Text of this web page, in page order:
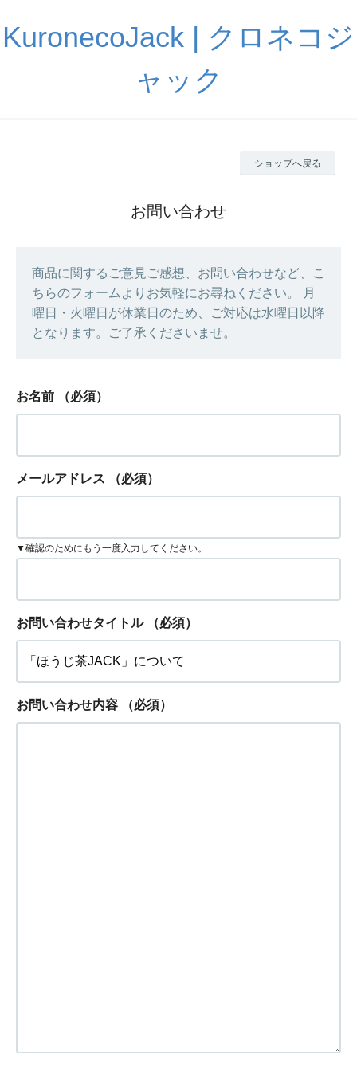
KuronecoJack | クロネコジ
ャック
ショップへ戻る
お問い合わせ
商品に関するご意見ご感想、お問い合わせなど、こ
ちらのフォームよりお気軽にお尋ねください。 月
曜日・火曜日が休業日のため、ご対応は水曜日以降
となります。ご了承くださいませ。
お名前 （必須）
メールアドレス （必須）
▼確認のためにもう一度入力してください。
お問い合わせタイトル （必須）
お問い合わせ内容 （必須）